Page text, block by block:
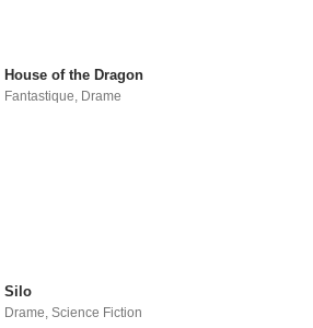
House of the Dragon
Fantastique, Drame
Silo
Drame,Science Fiction